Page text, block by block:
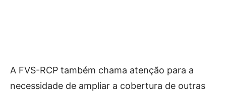
A FVS-RCP também chama atenção para a
necessidade de ampliar a cobertura de outras